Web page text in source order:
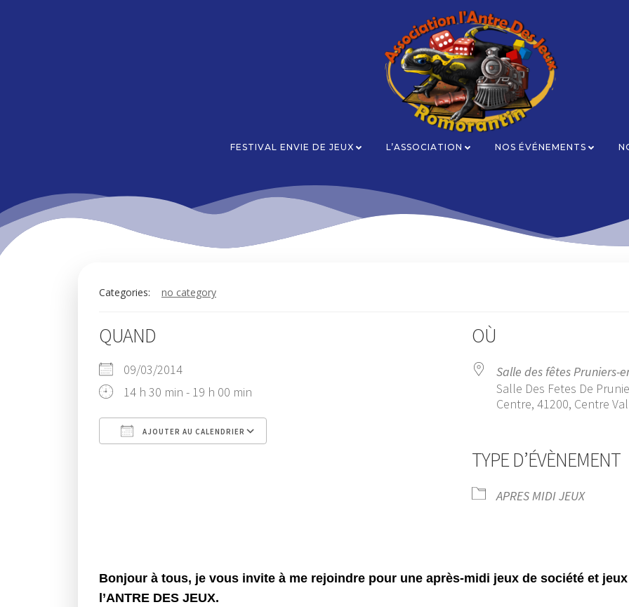
FESTIVAL ENVIE DE JEUX L’ASSOCIATION NOS ÉVÉNEMENTS
Categories: no category
QUAND
09/03/2014
14 h 30 min - 19 h 00 min
AJOUTER AU CALENDRIER
iCalendar
OÙ
Salle des fêtes Pruniers-
Salle Des Fetes De
Centre, 41200, Centre
TYPE D’ÉVÈNEMENT
APRES MIDI JEUX
Bonjour à tous, je vous invite à me rejoindre pour une après-midi jeux de société et
l’ANTRE DES JEUX.